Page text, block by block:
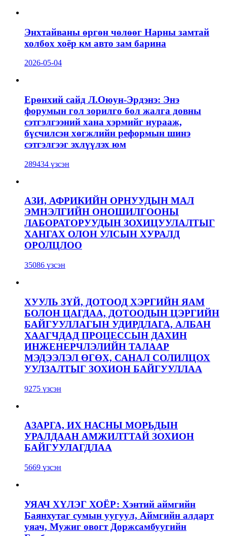
Энхтайваны өргөн чөлөөг Нарны замтай
холбох хоёр км авто зам барина
2026-05-04
Ерөнхий сайд Л.Оюун-Эрдэнэ: Энэ
форумын гол зорилго бол жалга довны
сэтгэлгээний хана хэрмийг нурааж,
бүсчилсэн хөгжлийн реформын шинэ
сэтгэлгээг эхлүүлэх юм
289434 үзсэн
АЗИ, АФРИКИЙН ОРНУУДЫН МАЛ
ЭМНЭЛГИЙН ОНОШИЛГООНЫ
ЛАБОРАТОРУУДЫН ЗОХИЦУУЛАЛТЫГ
ХАНГАХ ОЛОН УЛСЫН ХУРАЛД
ОРОЛЦЛОО
35086 үзсэн
ХУУЛЬ ЗҮЙ, ДОТООД ХЭРГИЙН ЯАМ
БОЛОН ЦАГДАА, ДОТООДЫН ЦЭРГИЙН
БАЙГУУЛЛАГЫН УДИРДЛАГА, АЛБАН
ХААГЧДАД ПРОЦЕССЫН ДАХИН
ИНЖЕНЕРЧЛЭЛИЙН ТАЛААР
МЭДЭЭЛЭЛ ӨГӨХ, САНАЛ СОЛИЛЦОХ
УУЛЗАЛТЫГ ЗОХИОН БАЙГУУЛЛАА
9275 үзсэн
АЗАРГА, ИХ НАСНЫ МОРЬДЫН
УРАЛДААН АМЖИЛТТАЙ ЗОХИОН
БАЙГУУЛАГДЛАА
5669 үзсэн
УЯАЧ ХҮЛЭГ ХОЁР: Хэнтий аймгийн
Баянхутаг сумын уугуул, Аймгийн алдарт
уяач, Мужиг овогт Доржсамбуугийн